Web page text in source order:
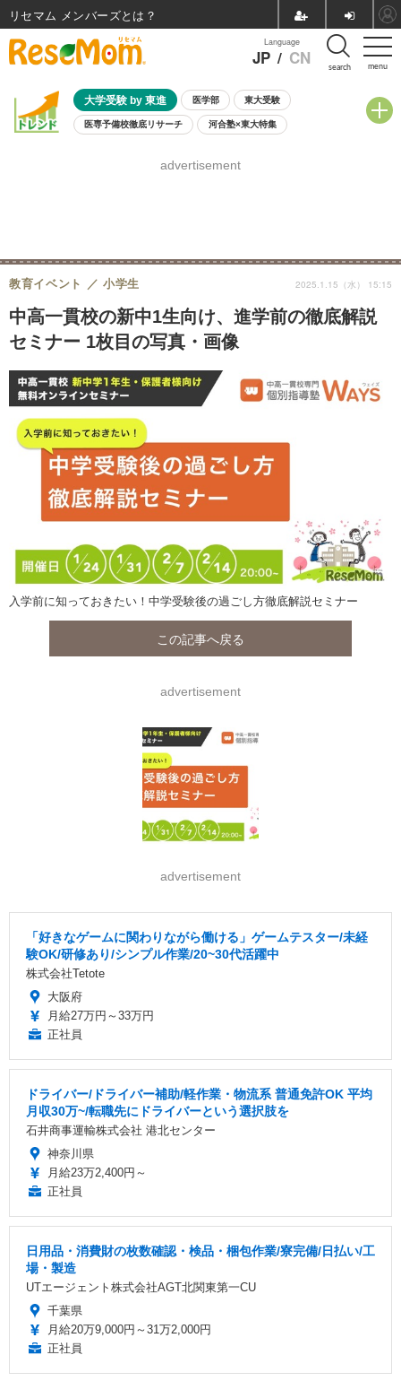
menu
Language
JP / CN search
大学受験 by 東進 医学部 東大受験
医専予備校徹底リサーチ 河合塾×東大特集
8月開催学校説明会・相談会
advertisement
中高一貫校の新中1生向け、進学前の徹底解説
セミナー 1枚目の写真・画像
教育イベント 小学生 2025.1.15（水） 15:15
入学前に知っておきたい！中学受験後の過ごし方徹底解説セミナー
この記事へ戻る
advertisement
advertisement
「好きなゲームに関わりながら働ける」ゲームテスター/未経
験OK/研修あり/シンプル作業/20~30代活躍中
株式会社Tetote
大阪府
月給27万円～33万円
正社員
ドライバー/ドライバー補助/軽作業・物流系 普通免許OK 平均
月収30万~/転職先にドライバーという選択肢を
石井商事運輸株式会社 港北センター
神奈川県
月給23万2,400円～
正社員
日用品・消費財の枚数確認・検品・梱包作業/寮完備/日払い/工
場・製造
UTエージェント株式会社AGT北関東第一CU
千葉県
月給20万9,000円～31万2,000円
正社員
リセマム メンバーズ